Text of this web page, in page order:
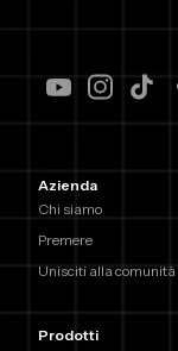
Azienda
Chi siamo
Premere
Unisciti alla comunità
Prodotti